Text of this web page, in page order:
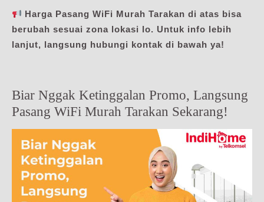
Harga Pasang WiFi Murah Tarakan di atas bisa
berubah sesuai zona lokasi lo. Untuk info lebih
lanjut, langsung hubungi kontak di bawah ya!
Biar Nggak Ketinggalan Promo, Langsung
Pasang WiFi Murah Tarakan Sekarang!